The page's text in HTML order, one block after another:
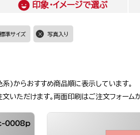
印象・イメージで選ぶ
標準サイズ 写真入り
)からおすすめ商品順に表示しています。
いただけます。両面印刷はご注文フォーム
0008p